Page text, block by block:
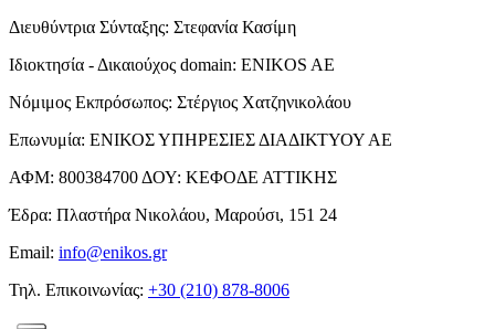
Διευθύντρια Σύνταξης: Στεφανία Κασίμη
Ιδιοκτησία - Δικαιούχος domain: ENIKOS AE
Νόμιμος Εκπρόσωπος: Στέργιος Χατζηνικολάου
Επωνυμία: ΕΝΙΚΟΣ ΥΠΗΡΕΣΙΕΣ ΔΙΑΔΙΚΤΥΟΥ ΑΕ
ΑΦΜ: 800384700 ΔΟΥ: ΚΕΦΟΔΕ ΑΤΤΙΚΗΣ
Έδρα: Πλαστήρα Νικολάου, Μαρούσι, 151 24
Email: info@enikos.gr
Τηλ. Επικοινωνίας: +30 (210) 878-8006